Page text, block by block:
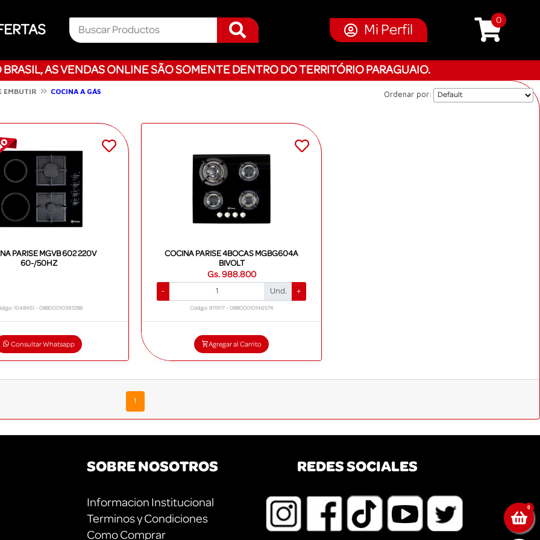
0
Mi Perfil
AS VENDAS ONLINE SÃO SOMENTE DENTRO DO TERRITÓRIO PARAGUAIO.
EMBUTIR COCINA A GÁS Ordenar por:
PARISE MGVB 602 220V
60-/50HZ
1048451 - 08800010391288
Consultar Whatsapp
COCINA PARISE 4BOCAS MGBG604A
BIVOLT
Gs. 988.800
- Und. +
Código: 911917 - 08800010146574
Agregar al Carrito
1
SOBRE NOSOTROS
Informacion Institucional
Terminos y Condiciones
Como Comprar
REDES SOCIALES
0